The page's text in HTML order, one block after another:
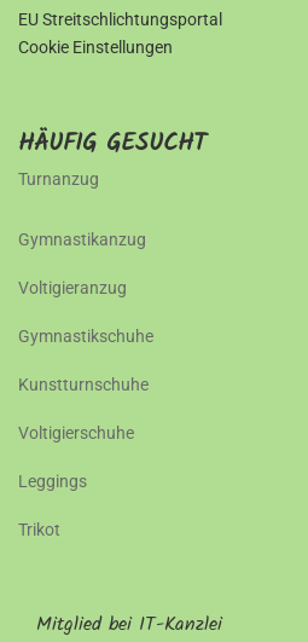
EU Streitschlichtungsportal
Cookie Einstellungen
HÄUFIG GESUCHT
Turnanzug
Gymnastikanzug
Voltigieranzug
Gymnastikschuhe
Kunstturnschuhe
Voltigierschuhe
Leggings
Trikot
Mitglied bei IT-Kanzlei